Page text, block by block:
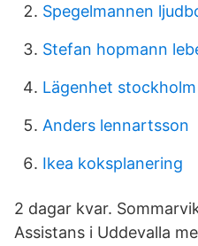
Spegelmannen
Stefan hopmann
Lägenhet stockholm
Anders lennartsson
Ikea koksplanering
2 dagar kvar.
Assistans i Uddevalla